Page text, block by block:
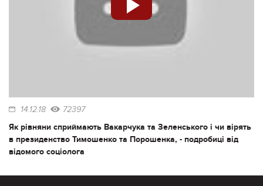
14.12.18 72397
Як рівняни сприймають Вакарчука та Зеленського і чи вірять
в президенство Тимошенко та Порошенка, - подробиці від
відомого соціолога